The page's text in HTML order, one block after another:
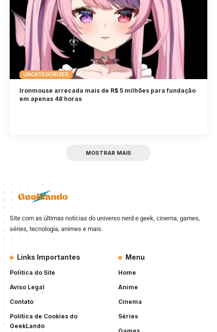
UNCATEGORIZED
Ironmouse arrecada mais de R$ 5 milhões para fundação
em apenas 48 horas
MOSTRAR MAIS
Site com as últimas notícias do universo nerd e geek, cinema, games,
séries, tecnologia, animes e mais.
Links Importantes
Politica do Site
Aviso Legal
Contato
Política de Cookies do
GeekLando
Menu
Home
Anime
Cinema
Séries